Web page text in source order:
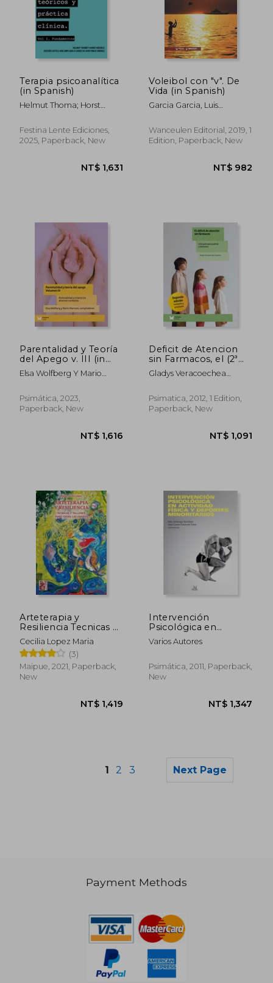
NT$ 1,562 NT$
Terapia psicoanalítica
(in Spanish)
Helmut Thoma; Horst
Festina Lente Ediciones,
2025, Paperback, New
NT$ 1,631
Voleibol con "v". De
Vida (in Spanish)
Garcia Garcia, Luis
Wanceulen Editorial, 2019, 1
Edition, Paperback, New
Parentalidad y Teoría
del Apego v. III (in
Spanish)
Elsa Wolfberg Y Mario
Psimática, 2023,
Paperback, New
Deficit de Atencion
sin Farmacos, el (2ª
Ed. ) (in Spanish)
Gladys Veracoechea
Psimatica, 2012, 1 Edition,
Paperback, New
Arteterapia y
Resiliencia Tecnicas y
Talleres Para Todas
las Edades (in
Spanish)
Cecilia Lopez Maria
(3)
Maipue, 2021, Paperback,
New
Intervención
Psicológica en
Actividad Física y
Deportes Minoritarios
Varios Autores
Psimática, 2011, Paperback,
New
1 2 3 Next Page
Payment Methods